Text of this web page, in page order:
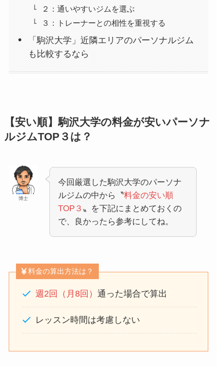
２：通いやすいジムを選ぶ
３：トレーナーとの相性を重視する
「駒沢大学」近隣エリアのパーソナルジム
も比較するなら
【安い順】駒沢大学の料金が安いパーソナ
ルジムTOP３は？
博士
今回厳選した駒沢大学のパーソナ
ルジムの中から〝料金の安い順
TOP３ 〟を下記にまとめておくの
で、良かったら参考にしてね。
料金の算出方法は？
週2回（月8回） 通った場合で算出
レッスン時間は考慮しない